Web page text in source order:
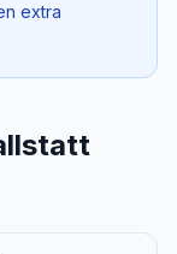
extra